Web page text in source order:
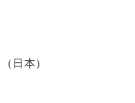
日本）